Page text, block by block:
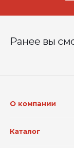
Ранее вы
О компании
Каталог